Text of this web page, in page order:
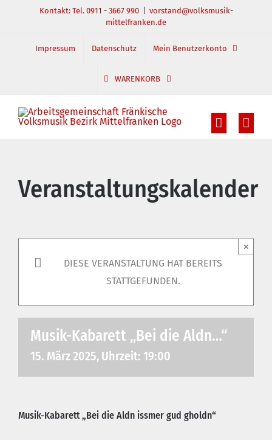
springen
Kontakt: Tel. 0911 - 3667 990
vorstand@volksmusik-
mittelfranken.de
Impressum Datenschutz Mein Benutzerkonto
WARENKORB
Veranstaltungskalender
DIESE VERANSTALTUNG HAT BEREITS
STATTGEFUNDEN.
×
Musik-Kabarett „Bei die Aldn…“
15. März 2025, Uhrzeit: 19:00
Musik-Kabarett „Bei die Aldn issmer gud gholdn“